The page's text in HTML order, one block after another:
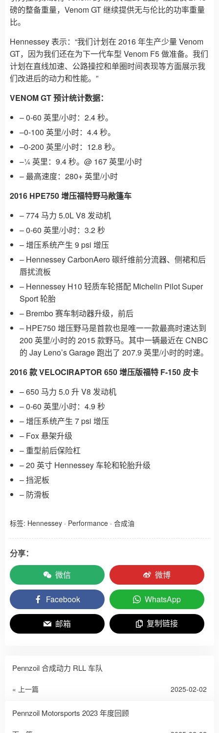
磅的整备重量，Venom GT 继续提供无与伦比的功率重量
比。
Hennessey 表示：“我们计划在 2016 年生产少量 Venom
GT，因为我们还在为下一代车型 Venom F5 做准备。我们
计划在直线加速、公路操控和单圈时间表现等方面展示我
们改进后的动力和性能。”
VENOM GT 预计统计数据：
– 0-60 英里/小时：2.4 秒。
–0-100 英里/小时：4.4 秒。
–0-200 英里/小时：12.8 秒。
–¼ 英里：9.4 秒。@ 167 英里/小时
– 最高速度：280+ 英里/小时
2016 HPE750 增压福特野马敞篷车
– 774 马力 5.0L V8 发动机
– 0-60 英里/小时：3.2 秒
– 增压系统产生 9 psi 增压
– Hennessey CarbonAero 碳纤维前分流器、侧裙和后
唇扰流板
– Hennessey H10 轻质车轮搭配 Michelin Pilot Super
Sport 轮胎
– Brembo 赛车制动器升级，前后
– HPE750 增压野马是首款也是唯一一款最高时速达到
200 英里/小时的 2015 款野马。其中一辆最近在 CNBC
的 Jay Leno’s Garage 跑出了 207.9 英里/小时的时速。
2016 款 VELOCIRAPTOR 650 增压版福特 F-150 皮卡
– 650 马力 5.0 升 V8 发动机
– 0-60 英里/小时：4.9 秒
– 增压系统产生 7 psi 增压
– Fox 悬架升级
– 重型前后保险杠
– 20 英寸 Hennessey 车轮和轮胎升级
– 挡泥板
– 防滑板
标签: Hennessey · Performance · 合成油
分享：
微信
微博
Facebook WhatsApp
邮箱 复制链接
Pennzoil 合成动力 RLL 车队
« 上一篇 2025-02-02
Pennzoil Motorsports 2023 年度回顾